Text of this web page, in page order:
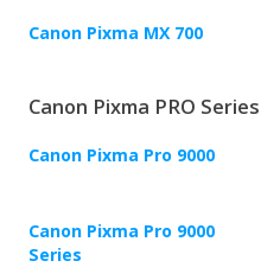
Canon Pixma MX 700
Canon Pixma PRO Series
Canon Pixma Pro 9000
Canon Pixma Pro 9000
Series